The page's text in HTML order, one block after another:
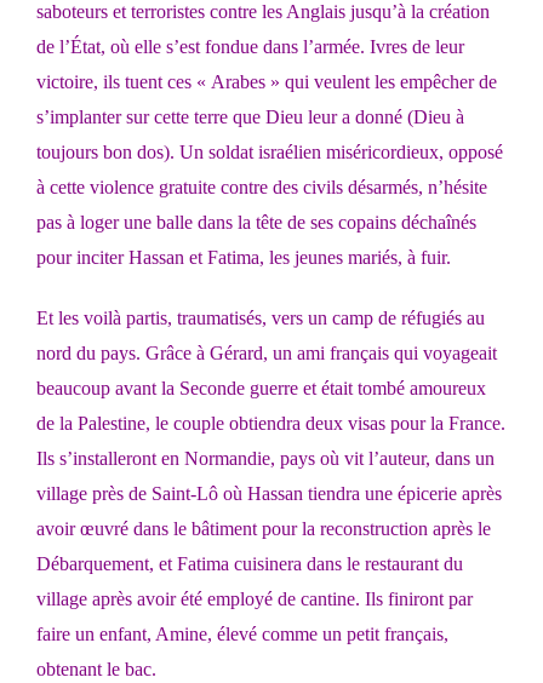
saboteurs et terroristes contre les Anglais jusqu’à la création
de l’État, où elle s’est fondue dans l’armée. Ivres de leur
victoire, ils tuent ces « Arabes » qui veulent les empêcher de
s’implanter sur cette terre que Dieu leur a donné (Dieu à
toujours bon dos). Un soldat israélien miséricordieux, opposé
à cette violence gratuite contre des civils désarmés, n’hésite
pas à loger une balle dans la tête de ses copains déchaînés
pour inciter Hassan et Fatima, les jeunes mariés, à fuir.
Et les voilà partis, traumatisés, vers un camp de réfugiés au
nord du pays. Grâce à Gérard, un ami français qui voyageait
beaucoup avant la Seconde guerre et était tombé amoureux
de la Palestine, le couple obtiendra deux visas pour la France.
Ils s’installeront en Normandie, pays où vit l’auteur, dans un
village près de Saint-Lô où Hassan tiendra une épicerie après
avoir œuvré dans le bâtiment pour la reconstruction après le
Débarquement, et Fatima cuisinera dans le restaurant du
village après avoir été employé de cantine. Ils finiront par
faire un enfant, Amine, élevé comme un petit français,
obtenant le bac.